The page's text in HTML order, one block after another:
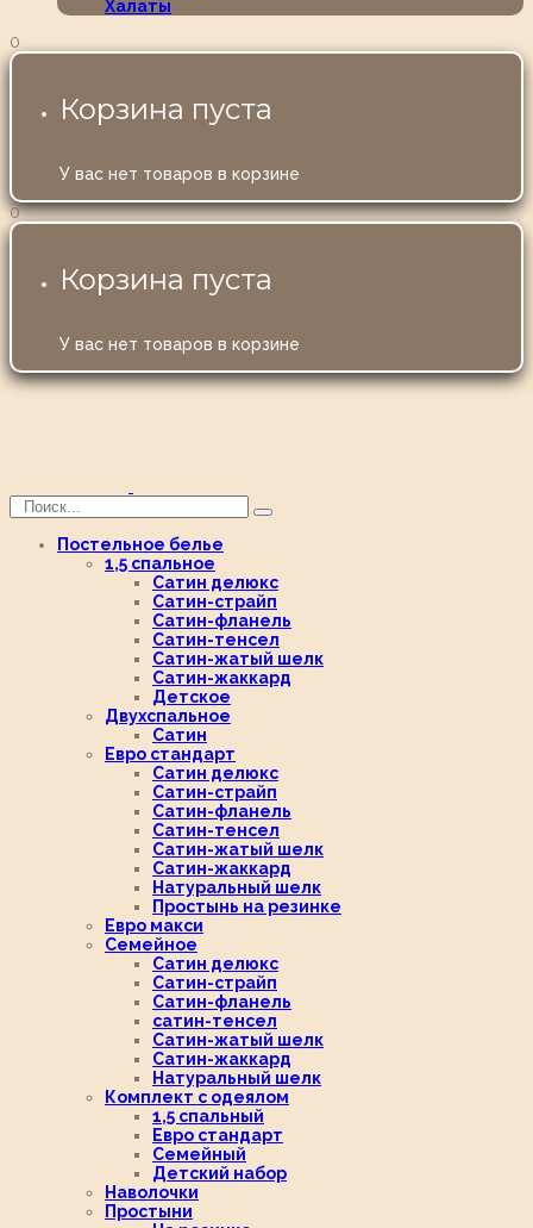
Халаты
0
Корзина пуста
У вас нет товаров в корзине
0
Корзина пуста
У вас нет товаров в корзине
Постельное белье
1,5 спальное
Сатин делюкс
Сатин-страйп
Сатин-фланель
Сатин-тенсел
Сатин-жатый шелк
Сатин-жаккард
Детское
Двухспальное
Сатин
Евро стандарт
Сатин делюкс
Сатин-страйп
Сатин-фланель
Сатин-тенсел
Сатин-жатый шелк
Сатин-жаккард
Натуральный шелк
Простынь на резинке
Евро макси
Семейное
Сатин делюкс
Сатин-страйп
Сатин-фланель
сатин-тенсел
Сатин-жатый шелк
Сатин-жаккард
Натуральный шелк
Комплект с одеялом
1,5 спальный
Евро стандарт
Семейный
Детский набор
Наволочки
Простыни